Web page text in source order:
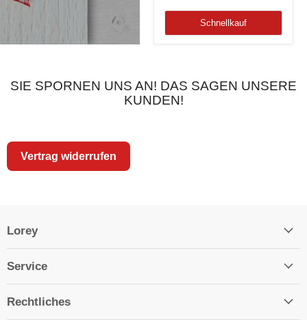
Schnellkauf
SIE SPORNEN UNS AN! DAS SAGEN UNSERE
KUNDEN!
Vertrag widerrufen
Lorey
Service
Rechtliches